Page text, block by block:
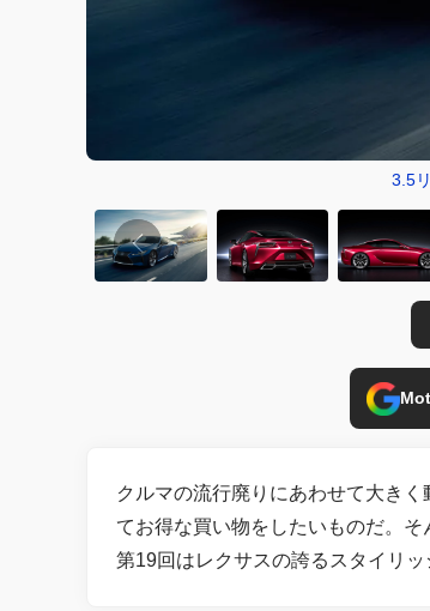
3.5
クルマの流行廃りにあわせて大き
てお得な買い物をしたいものだ。
第19回はレクサスの誇るスタイリ